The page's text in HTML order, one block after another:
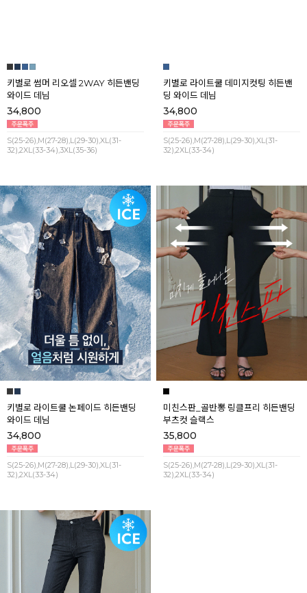
키별로 썸머 리오셀 2WAY 히든밴딩
와이드 데님
34,800
S(25-26),M(27-28),L(29-30),XL(31-
32),2XL(33-34),3XL(35-36)
키별로 라이트쿨 데미지컷팅 히든밴
딩 와이드 데님
34,800
S(25-26),M(27-28),L(29-30),XL(31-
32),2XL(33-34)
키별로 라이트쿨 논페이드 히든밴딩
와이드 데님
34,800
S(25-26),M(27-28),L(29-30),XL(31-
32),2XL(33-34)
미친스판_골반뽕 링클프리 히든밴딩
부츠컷 슬랙스
35,800